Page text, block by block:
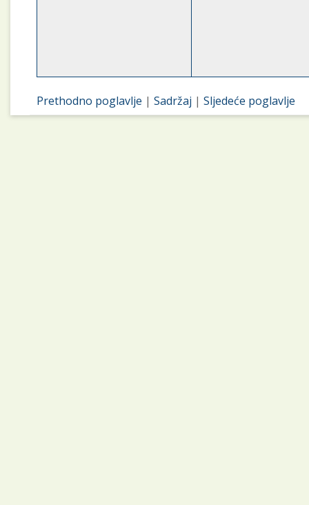
Prethodno poglavlje |Sadržaj |Sljedeće poglavlje